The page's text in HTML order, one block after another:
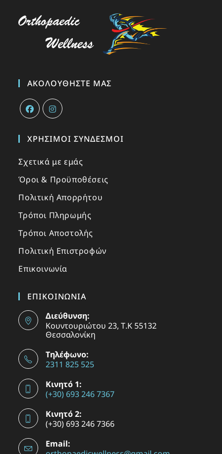
ΑΚΟΛΟΥΘΉΣΤΕ ΜΑΣ
ΧΡΉΣΙΜΟΙ ΣΎΝΔΕΣΜΟΙ
Σχετικά με εμάς
Όροι & Προϋποθέσεις
Πολιτική Απορρήτου
Τρόποι Πληρωμής
Τρόποι Αποστολής
Πολιτική Επιστροφών
Επικοινωνία
ΕΠΙΚΟΙΝΩΝΙΑ
Διεύθυνση:
Κουντουριώτου 23, Τ.Κ 55132
Θεσσαλονίκη
Τηλέφωνο:
2311 825 525
Κινητό 1:
(+30) 693 246 7367
Κινητό 2:
(+30) 693 246 7366
Email: